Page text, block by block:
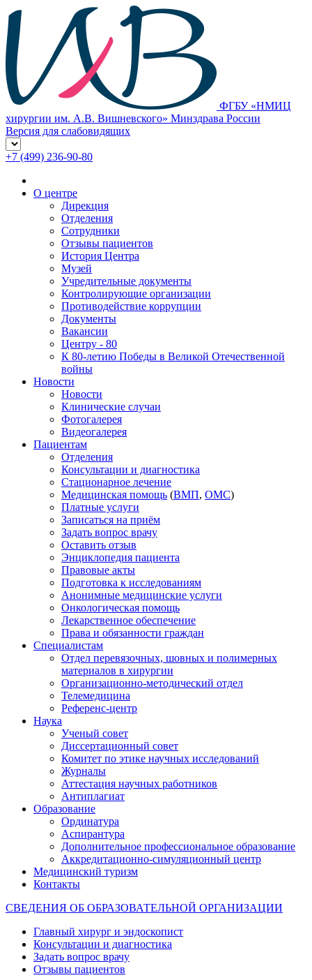
ФГБУ «НМИЦ
хирургии им. А.В. Вишневского» Минздрава России
Версия для слабовидящих
+7 (499) 236-90-80
О центре
Дирекция
Отделения
Сотрудники
Отзывы пациентов
История Центра
Музей
Учредительные документы
Контролирующие организации
Противодействие коррупции
Документы
Вакансии
Центру - 80
К 80-летию Победы в Великой Отечественной
войны
Новости
Новости
Клинические случаи
Фотогалерея
Видеогалерея
Пациентам
Отделения
Консультации и диагностика
Стационарное лечение
Медицинская помощь (ВМП, ОМС)
Платные услуги
Записаться на приём
Задать вопрос врачу
Оставить отзыв
Энциклопедия пациента
Правовые акты
Подготовка к исследованиям
Анонимные медицинские услуги
Онкологическая помощь
Лекарственное обеспечение
Права и обязанности граждан
Специалистам
Отдел перевязочных, шовных и полимерных
материалов в хирургии
Организационно-методический отдел
Телемедицина
Референс-центр
Наука
Ученый совет
Диссертационный совет
Комитет по этике научных исследований
Журналы
Аттестация научных работников
Антиплагиат
Образование
Ординатура
Аспирантура
Дополнительное профессиональное образование
Аккредитационно-симуляционный центр
Медицинский туризм
Контакты
СВЕДЕНИЯ ОБ ОБРАЗОВАТЕЛЬНОЙ ОРГАНИЗАЦИИ
Главный хирург и эндоскопист
Консультации и диагностика
Задать вопрос врачу
Отзывы пациентов